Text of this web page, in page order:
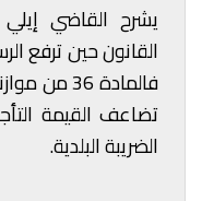
يشرح القاضي
القانون حين ترفع
تضاعف القيمة
الضريبة البلدية.